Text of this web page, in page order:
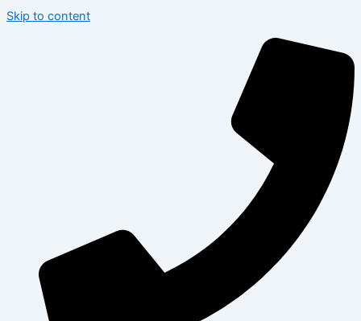
Skip to content